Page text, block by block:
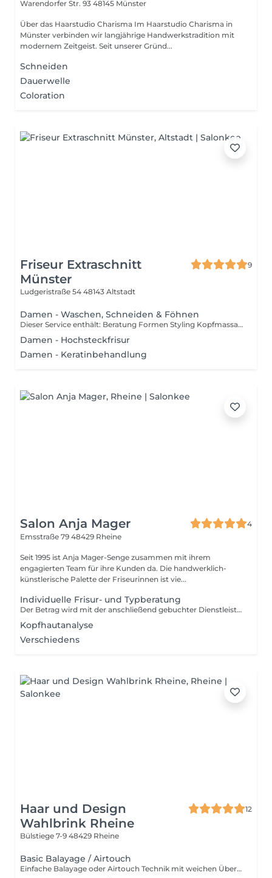
Warendorfer Str. 93 48145 Münster
Über das Haarstudio Charisma Im Haarstudio Charisma in
Münster verbinden wir langjährige Handwerkstradition mit
modernem Zeitgeist. Seit unserer Gründ...
Schneiden
Dauerwelle
Coloration
Friseur Extraschnitt
Münster
9
Ludgeristraße 54 48143 Altstadt
Damen - Waschen, Schneiden & Föhnen
Dieser Service enthält: Beratung Formen Styling Kopfmassage
Damen - Hochsteckfrisur
Damen - Keratinbehandlung
Salon Anja Mager
4
Emsstraße 79 48429 Rheine
Seit 1995 ist Anja Mager-Senge zusammen mit ihrem
engagierten Team für ihre Kunden da. Die handwerklich-
künstlerische Palette der Friseurinnen ist vie...
Individuelle Frisur- und Typberatung
Der Betrag wird mit der anschließend gebuchter Dienstleistung aufgerechnet.
Kopfhautanalyse
Verschiedens
Haar und Design
Wahlbrink Rheine
12
Bülstiege 7-9 48429 Rheine
Basic Balayage / Airtouch
Einfache Balayage oder Airtouch Technik mit weichen Übergängen für langanhaltendem Tragekomfort. Inkl. Beratung, Haarpflege, Handmassage und Kopfmassage. Für wen ist das Basic Balayage-Paket geeignet? Dieses Paket richtet sich an Kundinnen, die bereits eine Balayage oder Airtouch-Behandlung hatten und sich eine dezente Auffrischung wünschen. Es ist ideal, wenn die bestehende Farbtechnik noch gut erhalten ist und lediglich sanft nachgearbeitet werden soll, ohne eine komplette Neugestaltung. Ebenso eignet sich Basic Paket für alle, die gezielte, leichte Aufhellungen bevorzugen – zum Beispiel am Oberkopf, im Konturbereich oder als Face Frame. Perfekt für einen frischen, natürlichen Look mit minimalem Aufwand und ohne den gesamten Kopf zu behandeln.